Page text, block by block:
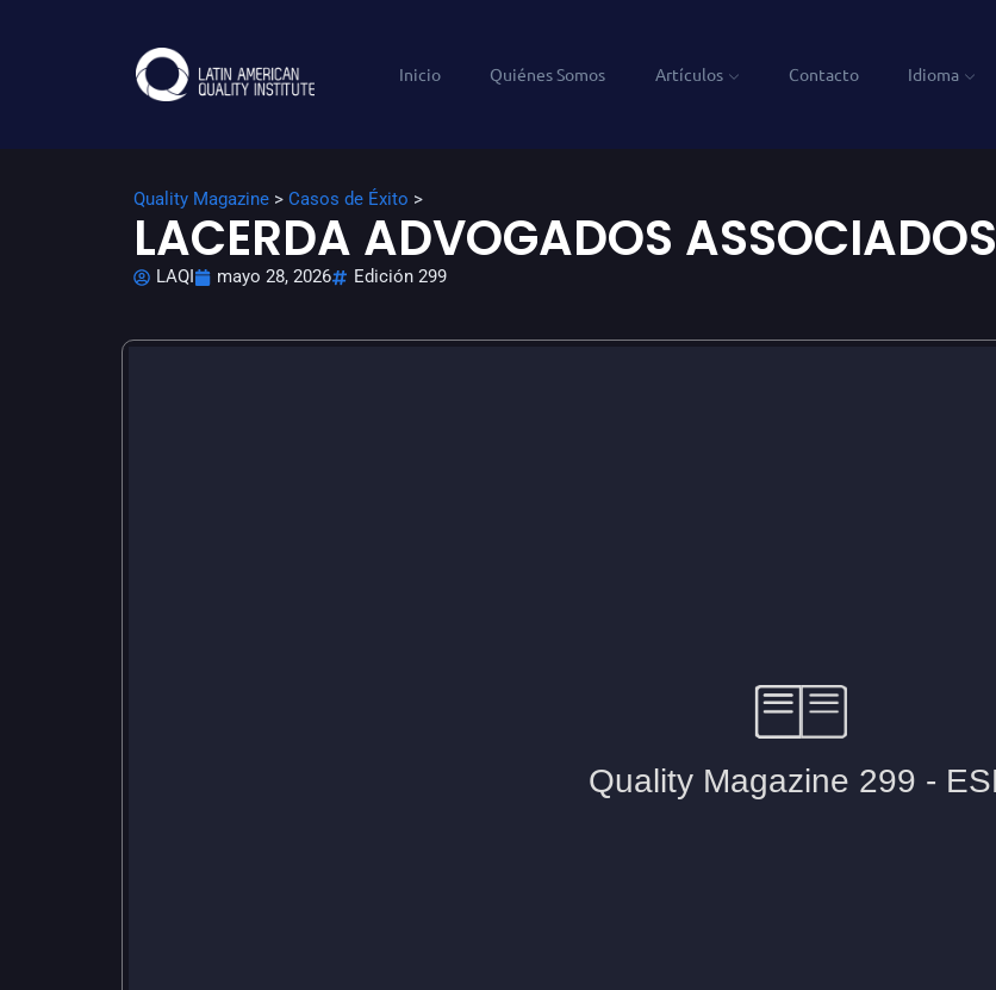
Inicio Quiénes Somos Artículos Contacto Idioma
Quality Magazine > Casos de Éxito >
LACERDA ADVOGADOS ASSOCIADOS
LAQI mayo 28, 2026 Edición 299